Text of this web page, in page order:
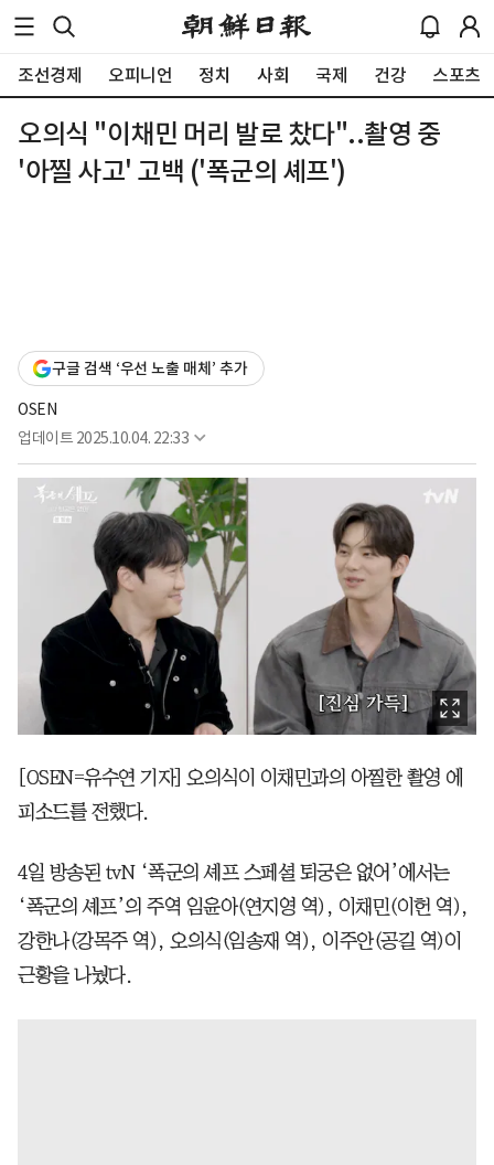
조선경제 오피니언 정치 사회 국제 건강 스포츠
오의식 "이채민 머리 발로 찼다"..촬영 중
'아찔 사고' 고백 ('폭군의 셰프')
구글 검색 ‘우선 노출 매체’ 추가
OSEN
업데이트 2025.10.04. 22:33
[OSEN=유수연 기자] 오의식이 이채민과의 아찔한 촬영 에
피소드를 전했다.
4일 방송된 tvN ‘폭군의 셰프 스페셜 퇴궁은 없어’에서는
‘폭군의 셰프’의 주역 임윤아(연지영 역), 이채민(이헌 역),
강한나(강목주 역), 오의식(임송재 역), 이주안(공길 역)이
근황을 나눴다.